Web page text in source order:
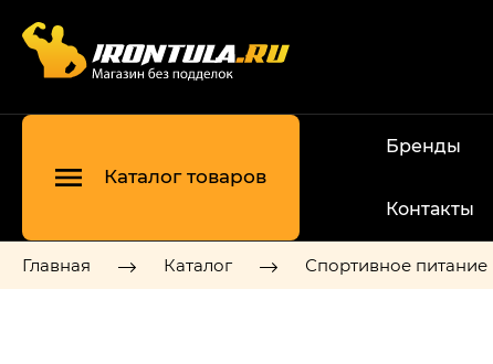
Каталог товаров
Бренды
Контакты
Главная Каталог Спортивное питание